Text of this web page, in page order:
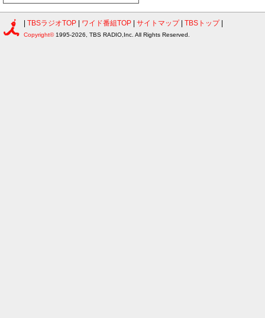
TBSラジオTOP ワイド番組TOP サイトマップ TBSトップ|
Copyright© 1995-2026, TBS RADIO,Inc. All Rights Reserved.